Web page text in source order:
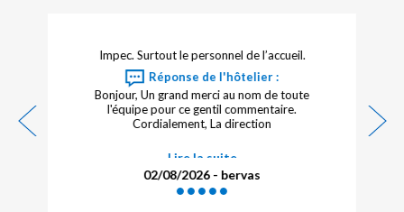
personnel de l’accueil.
merci au nom de toute
ce gentil commentaire.
La direction
Très satisfaisante
centre ville et des
Réponse de
Bonjour, Toute l'équipe vous